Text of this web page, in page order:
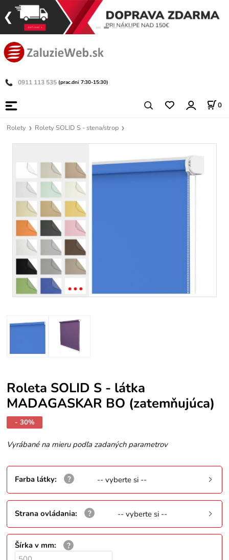
0911 113 535 (prac.dni 7:30-15:30)
0
Rolety Rolety SOLID S - stena/strop
Roleta SOLID S - látka
MADAGASKAR BO (zatemňujúca)
- 30%
Vyrábané na mieru podľa zadaných parametrov
Farba látky: -- vyberte si --
Strana ovládania: -- vyberte si --
Šírka v mm: